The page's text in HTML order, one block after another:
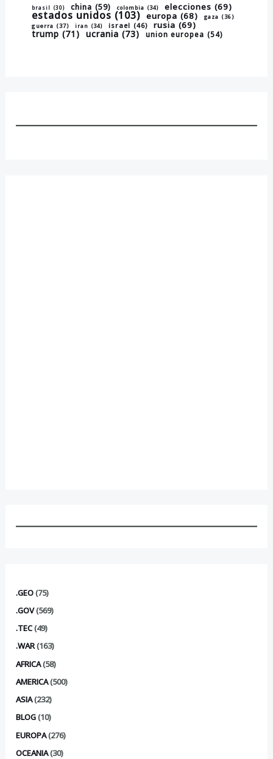
brasil (30) china (59) colombia (34) elecciones (69)
estados unidos (103) europa (68) gaza (36)
guerra (37) iran (34) israel (46) rusia (69)
trump (71) ucrania (73) union europea (54)
.GEO(75)
.GOV(569)
.TEC(49)
.WAR(163)
AFRICA(58)
AMERICA(500)
ASIA(232)
BLOG(10)
EUROPA(276)
OCEANIA(30)